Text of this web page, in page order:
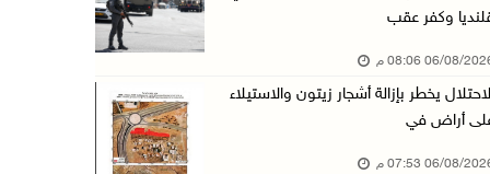
بيت لحم: حجاوي يتفقد بلدة نحالين ويطلع على اح ...
الاحتلال يغلق محيط دوار الزايد ويقتحم محال تج ...
وكفر عقب
08/2026 08:06 م
يخطر بإزالة أشجار زيتون والاستيلاء
أراض في
08/2026 07:53 م